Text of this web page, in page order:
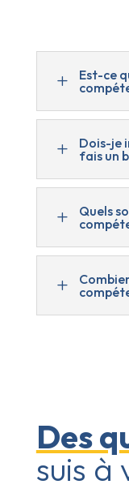
L
Est-ce
L
Dois-je
fais un
L
Quels
L
Des
suis à